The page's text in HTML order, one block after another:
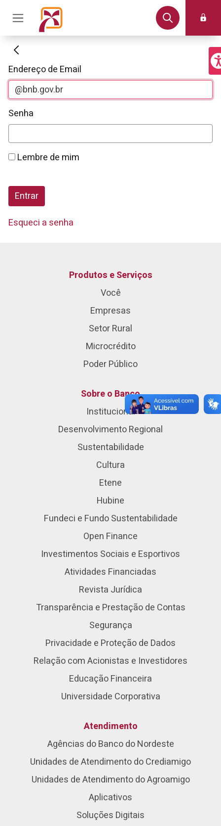
Autenticação
Endereço de Email
Senha
Lembre de mim
Entrar
Esqueci a senha
Produtos e Serviços
Você
Empresas
Setor Rural
Microcrédito
Poder Público
Sobre o Banco
Institucional
Desenvolvimento Regional
Sustentabilidade
Cultura
Etene
Hubine
Fundeci e Fundo Sustentabilidade
Open Finance
Investimentos Sociais e Esportivos
Atividades Financiadas
Revista Jurídica
Transparência e Prestação de Contas
Segurança
Privacidade e Proteção de Dados
Relação com Acionistas e Investidores
Educação Financeira
Universidade Corporativa
Atendimento
Agências do Banco do Nordeste
Unidades de Atendimento do Crediamigo
Unidades de Atendimento do Agroamigo
Aplicativos
Soluções Digitais